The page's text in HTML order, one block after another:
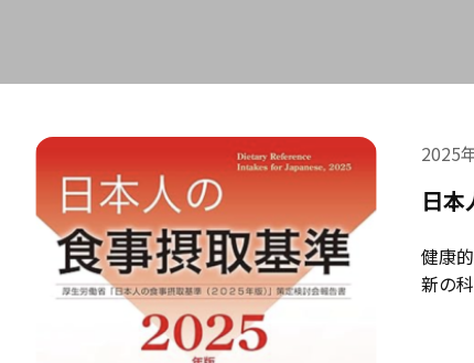
日本
2025
健康
新の